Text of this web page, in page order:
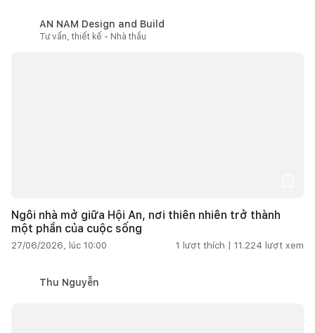
AN NAM Design and Build
Tư vấn, thiết kế - Nhà thầu
Ngôi nhà mở giữa Hội An, nơi thiên nhiên trở thành
một phần của cuộc sống
27/06/2026, lúc 10:00 1 lượt thích | 11.224 lượt xem
Thu Nguyễn